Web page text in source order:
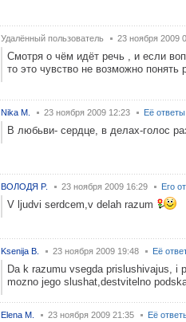
Удалённый пользователь 23 ноября 2009
Смотря о чём идёт речь , и если
то это чувство не возможно
Nika M. 23 ноября 2009 12:23 Её ответы
В любьви- сердце, в делах-голос
ВОЛОДЯ P. 23 ноября 2009 16:29 Его
V ljudvi serdcem,v delah razum
Ksenija B. 23 ноября 2009 19:48 Её
Da k razumu vsegda prislushivajus, i
mozno jego slushat,destvitelno
Elena M. 23 ноября 2009 21:35 Её